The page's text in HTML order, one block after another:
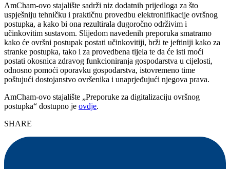
AmCham-ovo stajalište sadrži niz dodatnih prijedloga za što
uspješniju tehničku i praktičnu provedbu elektronifikacije ovršnog
postupka, a kako bi ona rezultirala dugoročno održivim i
učinkovitim sustavom. Slijedom navedenih preporuka smatramo
kako će ovršni postupak postati učinkovitiji, brži te jeftiniji kako za
stranke postupka, tako i za provedbena tijela te da će isti moći
postati okosnica zdravog funkcioniranja gospodarstva u cijelosti,
odnosno pomoći oporavku gospodarstva, istovremeno time
poštujući dostojanstvo ovršenika i unaprjeđujući njegova prava.
AmCham-ovo stajalište „Preporuke za digitalizaciju ovršnog
postupka“ dostupno je ovdje.
SHARE